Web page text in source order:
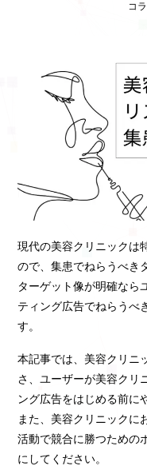
コ
現代の美容クリニックは
ので、集患でねらうべき
ターゲット像が明確なら
ティング広告でねらうべ
す。
本記事では、美容クリニ
さ、ユーザーが美容クリ
ング広告をはじめる前に
また、美容クリニックに
活動で競合に勝つための
にしてください。